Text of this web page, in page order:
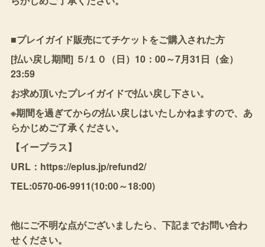
■プレイガイド販売にてチケットをご購入された方
[払い戻し期間] ５/１０（日）10：00～7月31日（金）
23:59
お求め頂いたプレイガイドで払い戻し下さい。
※期間を過ぎてからの払い戻しはいたしかねますので、あ
らかじめご了承ください。
【イープラス】
URL：https://eplus.jp/refund2/
TEL:0570-06-9911(10:00～18:00)
他にご不明な点がございましたら、下記までお問い合わ
せください。